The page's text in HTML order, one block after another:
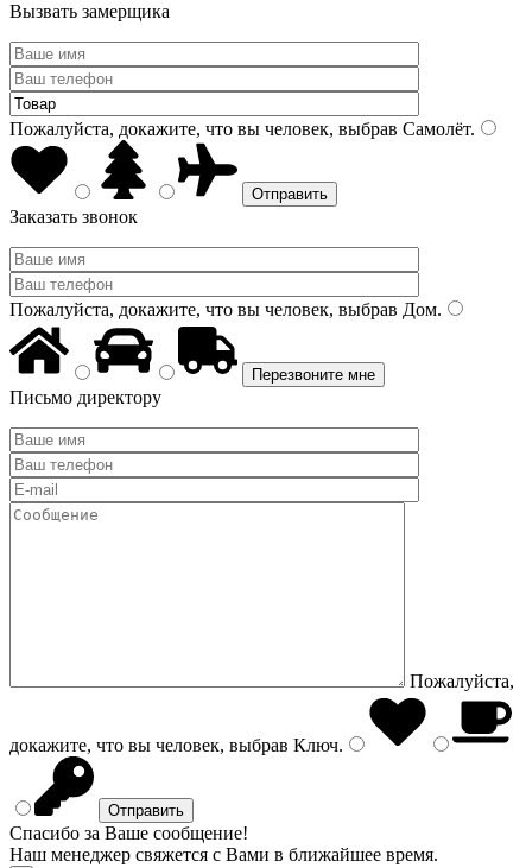
Вызвать замерщика
Пожалуйста, докажите, что вы человек, выбрав Самолёт.
Заказать звонок
Пожалуйста, докажите, что вы человек, выбрав Дом.
Письмо директору
Пожалуйста,
докажите, что вы человек, выбрав Ключ.
Спасибо за Ваше сообщение!
Наш менеджер свяжется с Вами в ближайшее время.